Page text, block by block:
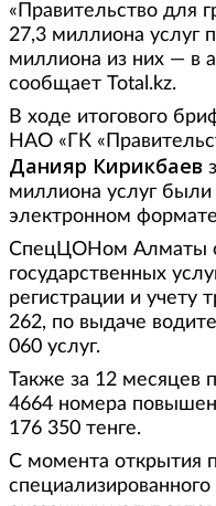
«Правительство для
27,3 миллиона услуг
миллиона из них — в
сообщает Total.kz.
В ходе итогового
НАО «ГК
Данияр Кирикбаев
миллиона услуг
электронном
СпецЦОНом Алматы
государственных
регистрации и учету
262, по выдаче
060 услуг.
Также за 12 месяцев
4664 номера
176 350 тенге.
С момента открытия